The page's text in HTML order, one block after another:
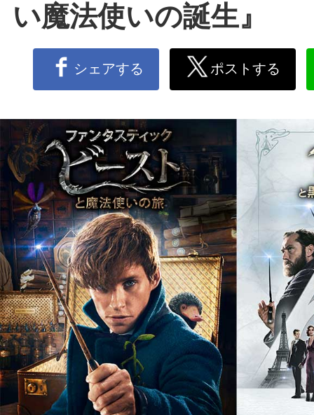
い魔法使いの誕生』
シェアする ポストする